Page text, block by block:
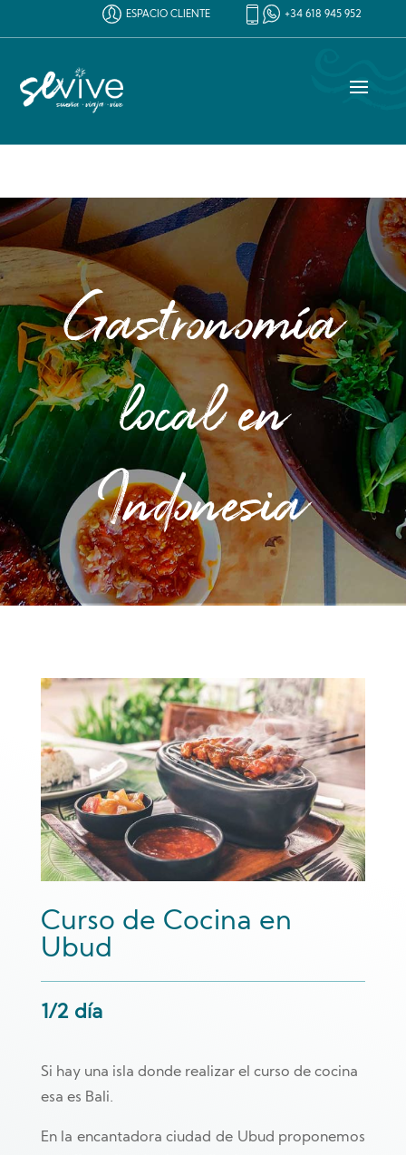
ESPACIO CLIENTE +34 618 945 952
Gastronomía
local en
Indonesia
Curso de Cocina en
Ubud
1/2 día
Si hay una isla donde realizar el curso de cocina
esa es Bali.
En la encantadora ciudad de Ubud proponemos